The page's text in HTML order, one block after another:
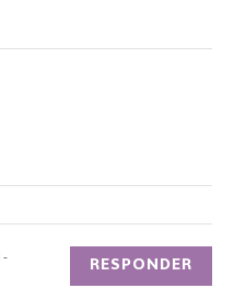
-
RESPONDER